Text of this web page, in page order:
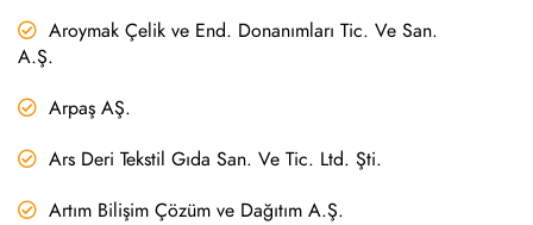
Aroymak Çelik ve End. Donanımları Tic. Ve San.
A.Ş.
Arpaş AŞ.
Ars Deri Tekstil Gıda San. Ve Tic. Ltd. Şti.
Artım Bilişim Çözüm ve Dağıtım A.Ş.